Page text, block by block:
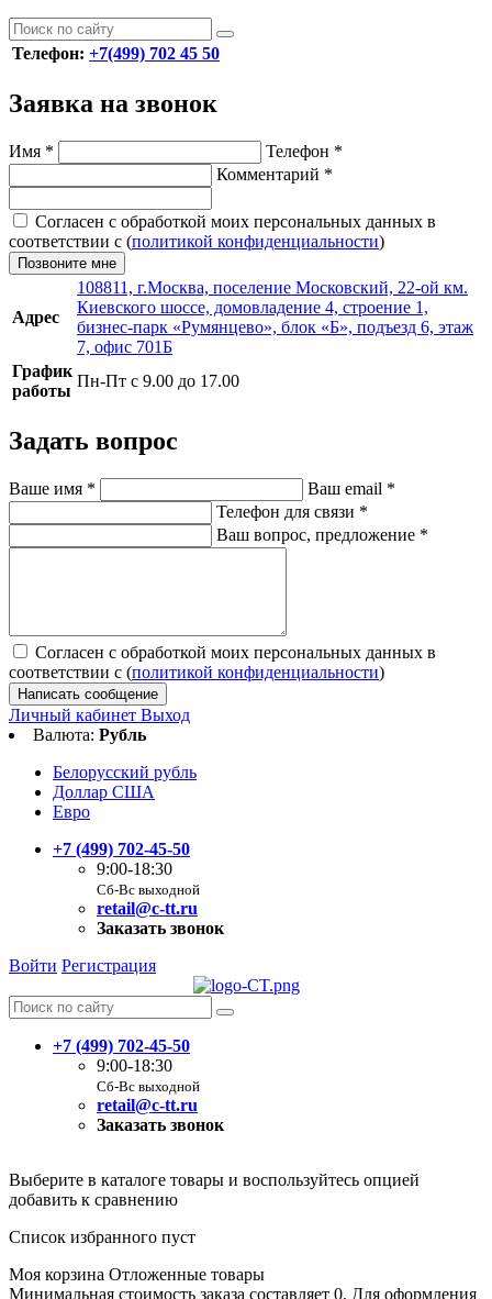
Телефон: +7(499) 702 45 50
Заявка на звонок
Имя * Телефон *
Комментарий *
Согласен с обработкой моих персональных данных в
соответствии с (политикой конфиденциальности)
Позвоните мне
Адрес
108811, г.Москва, поселение Московский, 22-ой км.
Киевского шоссе, домовладение 4, строение 1,
бизнес-парк «Румянцево», блок «Б», подъезд 6, этаж
7, офис 701Б
График
работы
Пн-Пт с 9.00 до 17.00
Задать вопрос
Ваше имя * Ваш email *
Телефон для связи *
Ваш вопрос, предложение *
Согласен с обработкой моих персональных данных в
соответствии с (политикой конфиденциальности)
Написать сообщение
Личный кабинет Выход
Валюта: Рубль
Белорусский рубль
Доллар США
Евро
+7 (499) 702-45-50
9:00-18:30
Сб-Вс выходной
retail@c-tt.ru
Заказать звонок
Войти Регистрация
+7 (499) 702-45-50
9:00-18:30
Сб-Вс выходной
retail@c-tt.ru
Заказать звонок
Выберите в каталоге товары и воспользуйтесь опцией
добавить к сравнению
Список избранного пуст
Моя корзина Отложенные товары
Минимальная стоимость заказа составляет 0. Для оформления